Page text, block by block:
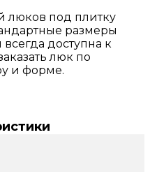
люков под плитку
размеры
доступна к
люк по
и форме.